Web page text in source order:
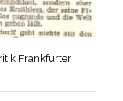
Frankfurter